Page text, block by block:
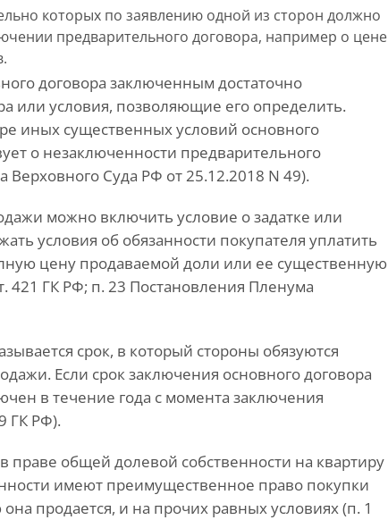
которых по заявлению одной из сторон должно
предварительного договора, например о цене
договора заключенным достаточно
или условия, позволяющие его определить.
иных существенных условий основного
о незаключенности предварительного
Суда РФ от 25.12.2018 N 49).
можно включить условие о задатке или
условия об обязанности покупателя уплатить
цену продаваемой доли или ее существенную
421 ГК РФ; п. 23 Постановления Пленума
срок, в который стороны обязуются
Если срок заключения основного договора
в течение года с момента заключения
ГК РФ).
праве общей долевой собственности на квартиру
имеют преимущественное право покупки
продается, и на прочих равных условиях (п. 1